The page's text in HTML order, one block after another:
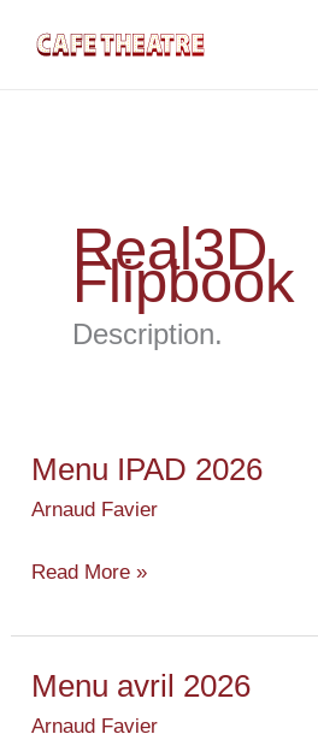
Real3D
Flipbook
Description.
Menu IPAD 2026
Arnaud Favier
Menu
IPAD
Read More »
Menu avril 2026
Arnaud Favier
Menu
avril